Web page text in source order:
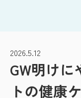
2026.5.12
GW明け
トの健康